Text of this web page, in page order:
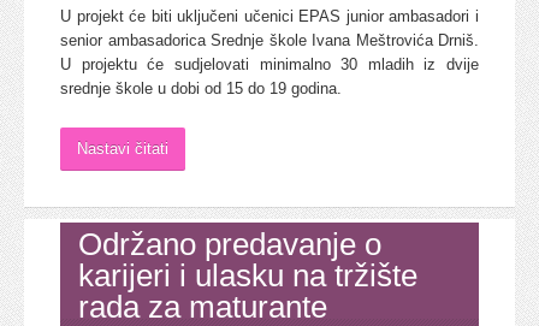
U projekt će biti uključeni učenici EPAS junior ambasadori i
senior ambasadorica Srednje škole Ivana Meštrovića Drniš.
U projektu će sudjelovati minimalno 30 mladih iz dvije
srednje škole u dobi od 15 do 19 godina.
Nastavi čitati
Održano predavanje o
karijeri i ulasku na tržište
rada za maturante